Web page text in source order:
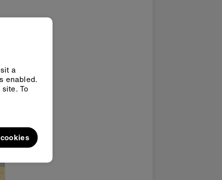
a
enabled.
To